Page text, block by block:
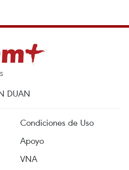
DUAN
Condiciones de Uso
Apoyo
VNA